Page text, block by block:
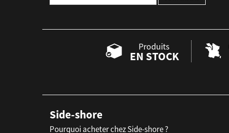
Produits
EN STOCK
Side-shore
Pourquoi acheter chez Side-shore ?